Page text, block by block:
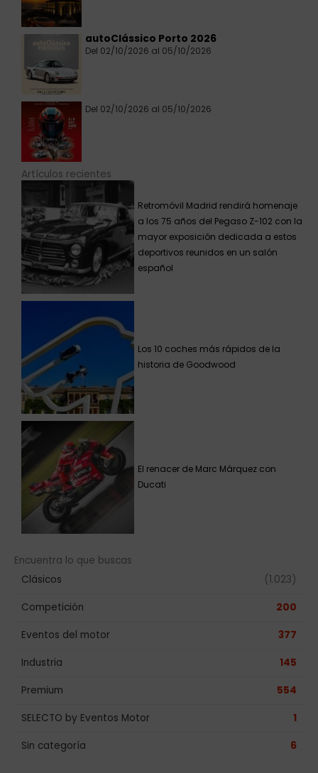
autoClássico Porto 2026
Del 02/10/2026 al 05/10/2026
Del 02/10/2026 al 05/10/2026
Artículos recientes
Retromóvil Madrid rendirá homenaje
a los 75 años del Pegaso Z-102 con la
mayor exposición dedicada a estos
deportivos reunidos en un salón
español
Los 10 coches más rápidos de la
historia de Goodwood
El renacer de Marc Márquez con
Ducati
Encuentra lo que buscas
Clásicos
(1.023)
Competición 200
Eventos del motor 377
Industria 145
Premium 554
SELECTO by Eventos Motor 1
Sin categoría 6